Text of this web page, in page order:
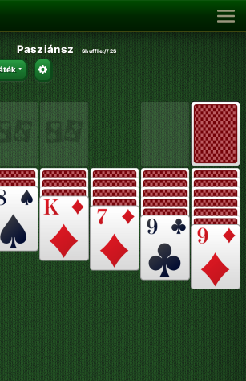
Pasziánsz Shuffle://2S